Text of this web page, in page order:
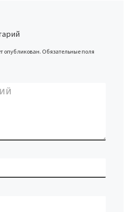
опубликован. Обязательные поля